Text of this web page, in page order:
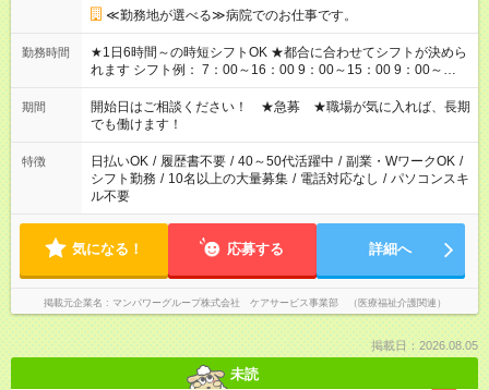
≪勤務地が選べる≫病院でのお仕事です。
勤務時間
★1日6時間～の時短シフトOK ★都合に合わせてシフトが決めら
れます シフト例： 7：00～16：00 9：00～15：00 9：00～
18：00 11：00～20：00 など ※Wワークの場合、他のお仕事と
合わせ週40時間超の就業はご案内できません ※法令に基づき、
週20時間以上勤務は社会保険への加入対象となります ※労働者
派遣法（日雇い派遣の原則禁止）により、短時間・短期間の就
業はご案内が難しい場合があります
期間
開始日はご相談ください！ ★急募 ★職場が気に入れば、長期
でも働けます！
特徴 日払いOK / 履歴書不要 / 40～50代活躍中 / 副業・WワークOK /
シフト勤務 / 10名以上の大量募集 / 電話対応なし / パソコンスキ
ル不要
気になる！ 応募する 詳細へ
掲載元企業名 マンパワーグループ株式会社 ケアサービス事業部 （医療福祉介護関連）
掲載日：2026.08.05
未読